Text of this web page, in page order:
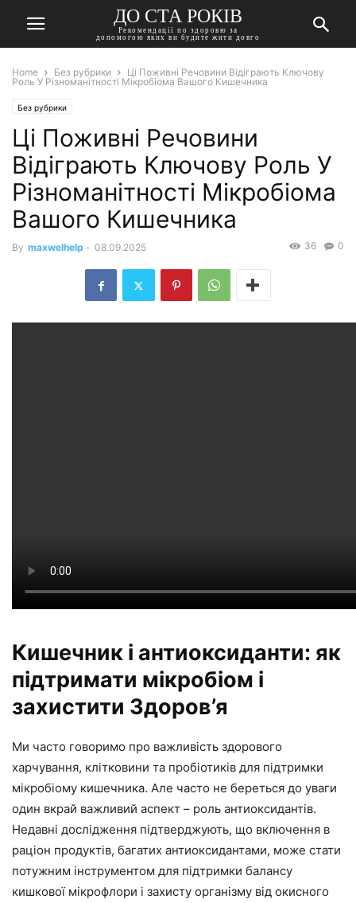
ДО СТА РОКІВ
Рекомендації по здоровю за
допомогою яких ви будите жити довго
Home Без рубрики
Ці Поживні Речовини Відіграють Ключову
Роль У Різноманітності Мікробіома Вашого Кишечника
Без рубрики
Ці Поживні Речовини
Відіграють Ключову Роль У
Різноманітності Мікробіома
Вашого Кишечника
By maxwelhelp - 08.09.2025 0
36
Кишечник і антиоксиданти: як
підтримати мікробіом і
захистити Здоров’я
Ми часто говоримо про важливість здорового
харчування, клітковини та пробіотиків для підтримки
мікробіому кишечника. Але часто не береться до уваги
один вкрай важливий аспект – роль антиоксидантів.
Недавні дослідження підтверджують, що включення в
раціон продуктів, багатих антиоксидантами, може стати
потужним інструментом для підтримки балансу
кишкової мікрофлори і захисту організму від окисного